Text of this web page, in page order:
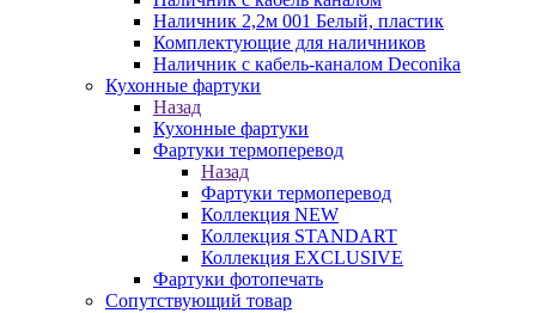
Наличник 2,2м 001 Белый, пластик
Комплектующие для наличников
Наличник с кабель-каналом Deconika
Кухонные фартуки
Назад
Кухонные фартуки
Фартуки термоперевод
Назад
Фартуки термоперевод
Коллекция NEW
Коллекция STANDART
Коллекция EXCLUSIVE
Фартуки фотопечать
Сопутствующий товар